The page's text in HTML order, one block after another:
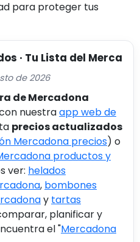
para proteger tus
· Tu Lista del Merca
de 2026
de Mercadona
nuestraapp web de
precios actualizados
Mercadona precios) o
productos y
ver: helados
, bombones
y tartas
planificar y
el "Mercadona